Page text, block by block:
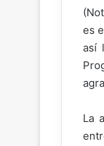
es
así
La